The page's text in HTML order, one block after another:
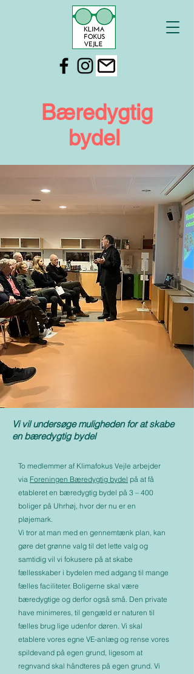
Bæredygtig
bydel
Vi vil undersøge muligheden for at skabe
en bæredygtig bydel
To medlemmer af Klimafokus Vejle arbejder
via Foreningen Bæredygtig bydel på at få
etableret en bæredygtig bydel på 3 – 400
boliger på Uhrhøj, hvor der nu er en
pløjemark.
Vi tror at man med en gennemtænk plan, kan
gøre det grønne valg til det lette valg og
samtidig vil vi fokusere på at skabe
fællesskaber i bydelen med adgang til mange
fælles faciliteter. Boligerne skal være
bæredygtige og derfor også små. Den private
have minimeres, til gengæld er naturen til
fælles brug lige udenfor døren. Vi skal
etablere vores egne VE-anlæg og rense vores
spildevand på egen grund, ligesom at
regnvand skal håndteres på egen grund. Vi